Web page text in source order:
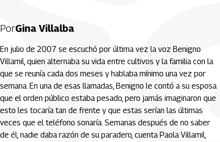
PorGina Villalba
En julio de 2007 se escuchó por última vez la voz Benigno
Villamil, quien alternaba su vida entre cultivos y la familia con la
que se reunía cada dos meses y hablaba mínimo una vez por
semana. En una de esas llamadas, Benigno le contó a su esposa
que el orden público estaba pesado, pero jamás imaginaron que
esto les tocaría tan de frente y que estas serían las últimas
veces que el teléfono sonaría. Semanas después de no saber
de él, nadie daba razón de su paradero, cuenta Paola Villamil,